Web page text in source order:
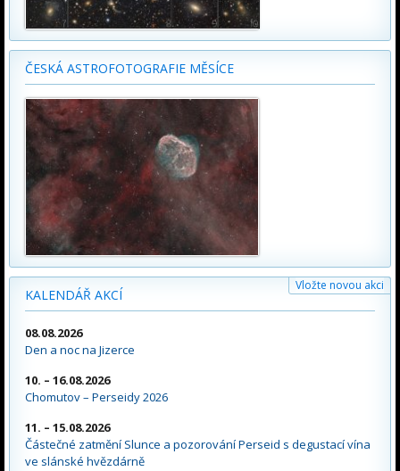
ČESKÁ ASTROFOTOGRAFIE MĚSÍCE
KALENDÁŘ AKCÍ
Vložte novou akci
08.08.2026
Den a noc na Jizerce
10. – 16.08.2026
Chomutov – Perseidy 2026
11. – 15.08.2026
Částečné zatmění Slunce a pozorování Perseid s degustací vína
ve slánské hvězdárně